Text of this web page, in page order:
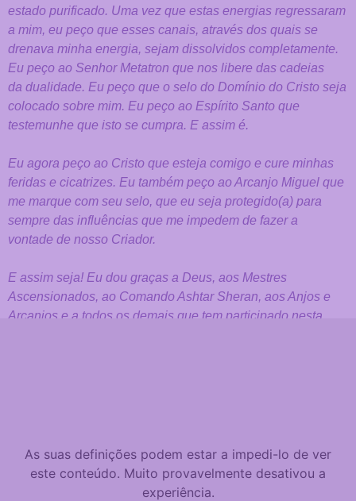
estado purificado. Uma vez que estas energias regressaram
a mim, eu peço que esses canais, através dos quais se
drenava minha energia, sejam dissolvidos completamente.
Eu peço ao Senhor Metatron que nos libere das cadeias
da dualidade. Eu peço que o selo do Domínio do Cristo seja
colocado sobre mim. Eu peço ao Espírito Santo que
testemunhe que isto se cumpra. E assim é.
Eu agora peço ao Cristo que esteja comigo e cure minhas
feridas e cicatrizes. Eu também peço ao Arcanjo Miguel que
me marque com seu selo, que eu seja protegido(a) para
sempre das influências que me impedem de fazer a
vontade de nosso Criador.
E assim seja! Eu dou graças a Deus, aos Mestres
Ascensionados, ao Comando Ashtar Sheran, aos Anjos e
Arcanjos e a todos os demais que tem participado nesta
As suas definições podem estar a impedi-lo de ver
este conteúdo. Muito provavelmente desativou a
experiência.